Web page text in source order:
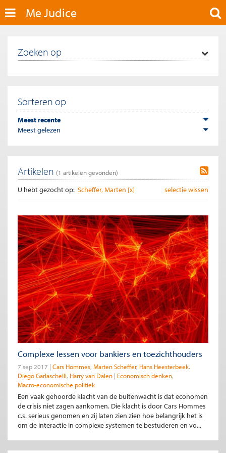
Me Judice
Zoeken op
Sorteren op
Meest recente
Meest gelezen
Artikelen (1 artikelen gevonden)
U hebt gezocht op: selectie wissen
Scheffer, Marten [x]
Complexe lessen voor bankiers en toezichthouders
7 sep 2017 Cars Hommes Marten Scheffer Hans Heesterbeek
Diego Garlaschelli Harry van Dalen
Economisch denken
Macro-economische politiek
Een vaak gehoorde klacht van de buitenwacht is dat economen
de crisis niet zagen aankomen. Die klacht is door Cars Hommes
c.s. serieus genomen en zij laten zien zien hoe belangrijk het is
om de interactie in complexe systemen te bestuderen en vo...